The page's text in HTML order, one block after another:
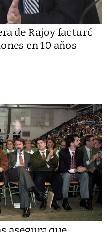
de Rajoy facturó
en 10 años